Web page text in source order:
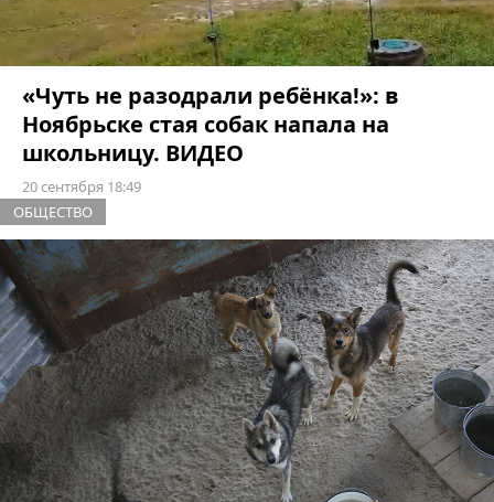
«Чуть не разодрали ребёнка!»: в
Ноябрьске стая собак напала на
школьницу. ВИДЕО
20 сентября 18:49
ОБЩЕСТВО